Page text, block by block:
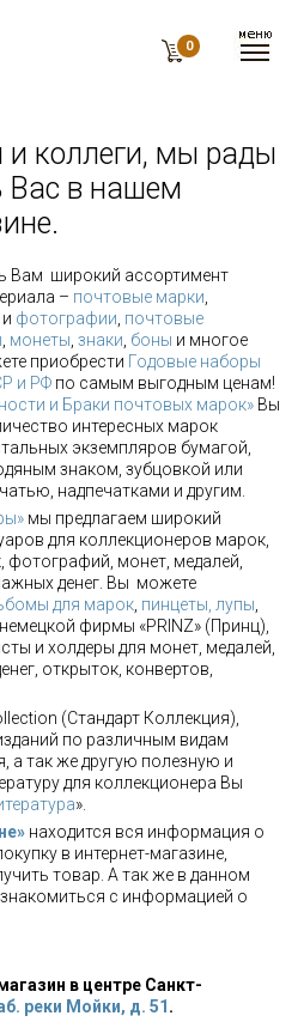
0
и коллеги, мы рады
Вас в нашем
Вам широкий ассортимент
– почтовые марки
и фотографии почтовые
монеты знаки боны и многое
приобрести Годовые наборы
и РФ по самым выгодным ценам!
и Браки почтовых марок» Вы
интересных марок
экземпляров бумагой,
знаком, зубцовкой или
надпечатками и другим.
мы предлагаем широкий
для коллекционеров марок,
фотографий, монет, медалей,
денег. Вы можете
для марок пинцеты, лупы
фирмы «PRINZ» (Принц),
и холдеры для монет, медалей,
открыток, конвертов,
(Стандарт Коллекция),
по различным видам
а так же другую полезную и
для коллекционера Вы
».
находится вся информация о
в интернет-магазине,
товар. А так же в данном
с информацией о
в центре Санкт-
реки Мойки, д. 51 .